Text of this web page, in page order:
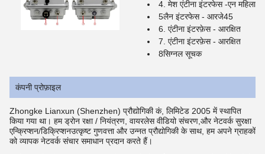
4. मेश एंटीना इंटरफेस -एन महिला
5लैन इंटरफेस - आरजे45
6. एंटीना इंटरफ़ेस - आरक्षित
7. एंटीना इंटरफ़ेस - आरक्षित
8सिग्नल सूचक
कंपनी प्रोफ़ाइल
Zhongke Lianxun (Shenzhen) प्रौद्योगिकी कं, लिमिटेड 2005 में स्थापित
किया गया था। हम ड्रोन रक्षा / नियंत्रण, वायरलेस वीडियो संचरण,और नेटवर्क सुरक्षा
एन्क्रिप्शन/डिक्रिप्शनउत्कृष्ट गुणवत्ता और उन्नत प्रौद्योगिकी के साथ, हम अपने ग्राहकों
को व्यापक नेटवर्क संचार समाधान प्रदान करते हैं।